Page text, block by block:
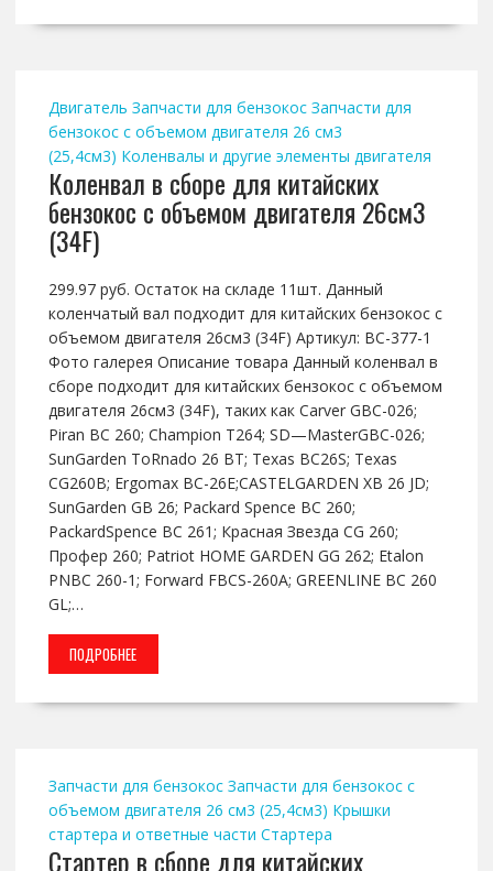
Двигатель Запчасти для бензокос Запчасти для
бензокос с объемом двигателя 26 см3
(25,4см3) Коленвалы и другие элементы двигателя
Коленвал в сборе для китайских
бензокос с объемом двигателя 26см3
(34F)
299.97 руб. Остаток на складе 11шт. Данный
коленчатый вал подходит для китайских бензокос с
объемом двигателя 26см3 (34F) Артикул: BC-377-1
Фото галерея Описание товара Данный коленвал в
сборе подходит для китайских бензокос с объемом
двигателя 26см3 (34F), таких как Carver GBC-026;
Piran BC 260; Champion T264; SD—MasterGBC-026;
SunGarden ToRnado 26 BT; Texas BC26S; Texas
CG260B; Ergomax BC-26E;CASTELGARDEN XB 26 JD;
SunGarden GB 26; Packard Spence BC 260;
PackardSpence BC 261; Красная Звезда CG 260;
Профер 260; Patriot HOME GARDEN GG 262; Etalon
PNBC 260-1; Forward FBCS-260A; GREENLINE BC 260
GL;…
ПОДРОБНЕЕ
Запчасти для бензокос Запчасти для бензокос с
объемом двигателя 26 см3 (25,4см3) Крышки
стартера и ответные части Стартера
Стартер в сборе для китайских